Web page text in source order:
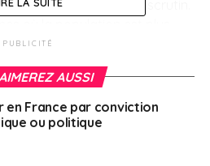
lors du prochain scrutin.
ou en Asie centrale, les
parfois limitées à une ou
à constituer une liste,
géographique expliquent
dans
PUBLICITÉ
AUSSI
en France par conviction
ou politique